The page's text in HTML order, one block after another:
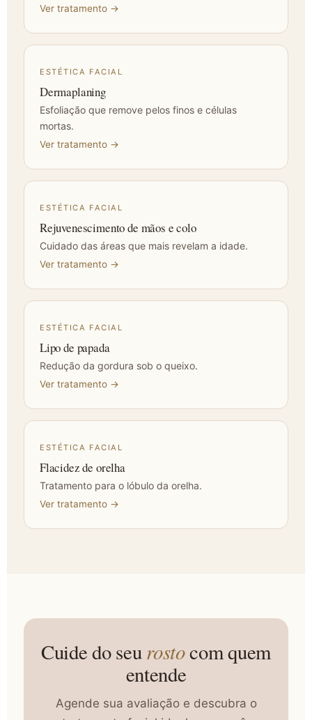
Ver tratamento →
ESTÉTICA FACIAL
Dermaplaning
Esfoliação que remove pelos finos e células
mortas.
Ver tratamento →
ESTÉTICA FACIAL
Rejuvenescimento de mãos e colo
Cuidado das áreas que mais revelam a idade.
Ver tratamento →
ESTÉTICA FACIAL
Lipo de papada
Redução da gordura sob o queixo.
Ver tratamento →
ESTÉTICA FACIAL
Flacidez de orelha
Tratamento para o lóbulo da orelha.
Ver tratamento →
Cuide do seurostocom quem
entende
Agende sua avaliação e descubra o